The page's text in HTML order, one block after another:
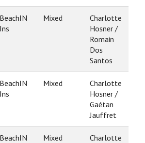
BeachIN
Ins
Mixed
Charlotte
Hosner /
Romain
Dos
Santos
BeachIN
Ins
Mixed
Charlotte
Hosner /
Gaétan
Jauffret
BeachIN
Mixed
Charlotte